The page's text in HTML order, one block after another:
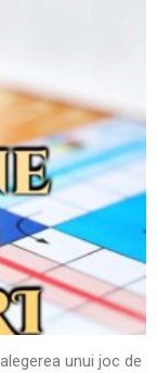
unui joc de